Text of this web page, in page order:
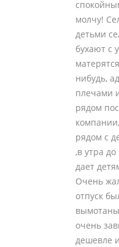
молчу!
детьми
бухают с
нибудь,
плечами
рядом
рядом с
,в утра
дает
Очень
отпуск
очень
дешевле